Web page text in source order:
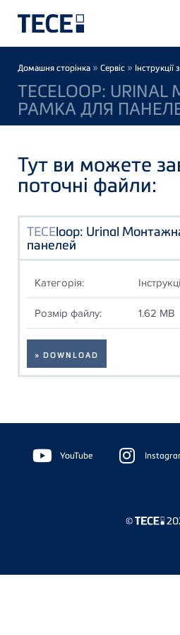
Breadcrumb
Домашня сторінка » Сервіс »
TECELOOP:
РАМКА ДЛЯ
Тут ви можете
поточні файли:
TECEloop: Urinal
панелей
Категорія:
Розмір файлу: 1.62 MB
» DOWNLOAD
Floating
Sidebar YouTube
©